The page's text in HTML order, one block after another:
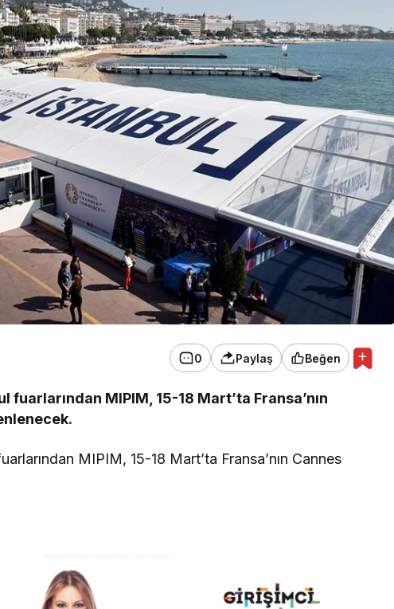
0 Paylaş Beğen
MIPIM, 15-18 Mart’ta Fransa’nın
MIPIM, 15-18 Mart’ta Fransa’nın Cannes